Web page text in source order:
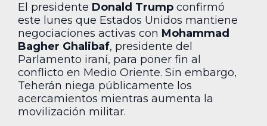
El presidente Donald Trump confirmó
este lunes que Estados Unidos mantiene
negociaciones activas con Mohammad
Bagher Ghalibaf, presidente del
Parlamento iraní, para poner fin al
conflicto en Medio Oriente. Sin embargo,
Teherán niega públicamente los
acercamientos mientras aumenta la
movilización militar.